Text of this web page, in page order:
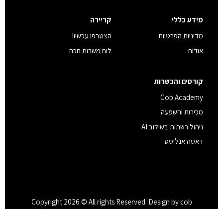
מידע כללי
מדיניות הפרטיות
אודות
קריירה
הצטרפו עכשיו!
לוח משרות חכם
קורסים והכשרות
Cob Academy
מכירות והשפעה
ניהול רשתות בשילוב AI
דאטה אנליסט
Copyright 2026 © All rights Reserved. Design by cob